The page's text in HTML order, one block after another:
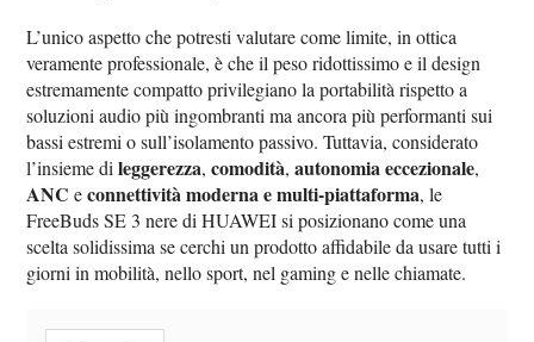
L’unico aspetto che potresti valutare come limite, in ottica
veramente professionale, è che il peso ridottissimo e il design
estremamente compatto privilegiano la portabilità rispetto a
soluzioni audio più ingombranti ma ancora più performanti sui
bassi estremi o sull’isolamento passivo. Tuttavia, considerato
l’insieme dileggerezza,comodità,autonomia eccezionale,
ANC econnettività moderna e multi-piattaforma, le
FreeBuds SE 3 nere di HUAWEI si posizionano come una
scelta solidissima se cerchi un prodotto affidabile da usare tutti i
giorni in mobilità, nello sport, nel gaming e nelle chiamate.